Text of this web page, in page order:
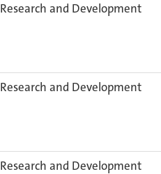
Research and Development
Research and Development
Research and Development